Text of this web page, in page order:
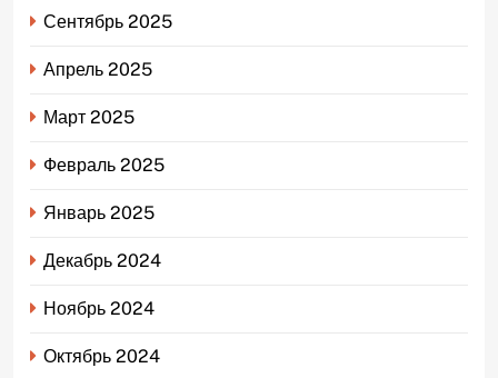
Сентябрь 2025
Апрель 2025
Март 2025
Февраль 2025
Январь 2025
Декабрь 2024
Ноябрь 2024
Октябрь 2024